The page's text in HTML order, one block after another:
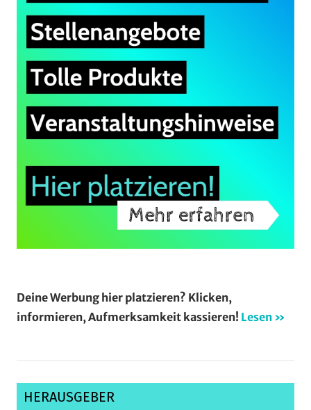
Deine Werbung hier platzieren? Klicken,
informieren, Aufmerksamkeit kassieren! Lesen »
HERAUSGEBER